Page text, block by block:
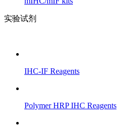
实验试剂
IHC-IF Reagents
Polymer HRP IHC Reagents